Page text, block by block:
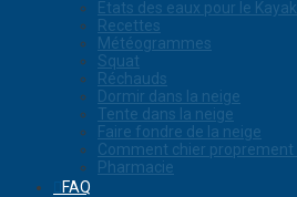
Etats des eaux pour le
Recettes
Météogrammes
Squat
Réchauds
Dormir dans la neige
Tente dans la neige
Faire fondre de la neige
Comment chier proprement
Pharmacie
FAQ